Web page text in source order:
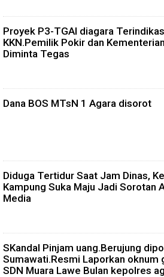
Proyek P3-TGAI diagara
KKN.Pemilik Pokir dan
Diminta Tegas
Dana BOS MTsN 1 Agara disorot
Diduga Tertidur Saat Jam Dinas,
Kampung Suka Maju Jadi Sorotan
Media
SKandal Pinjam uang.Berujung
Sumawati.Resmi Laporkan oknum
SDN Muara Lawe Bulan kepolres